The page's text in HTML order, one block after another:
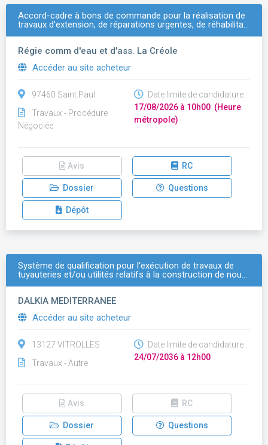
Accord-cadre à bons de commande pour la réalisation de
travaux d'extension, de réparations urgentes, de réhabilita…
Régie comm d'eau et d'ass. La Créole
Accéder au site acheteur
97460 Saint Paul
Travaux - Procédure
Négociée
Date limite de candidature :
17/08/2026 à 10h00 (Heure
métropole)
Avis RC
Dossier Questions
Dépôt
Système de qualification pour l'exécution de travaux de
tuyauteries et/ou utilités relatifs à la construction de nou…
DALKIA MEDITERRANEE
Accéder au site acheteur
13127 VITROLLES
Travaux - Autre
Date limite de candidature :
24/07/2036 à 12h00
Avis RC
Dossier Questions